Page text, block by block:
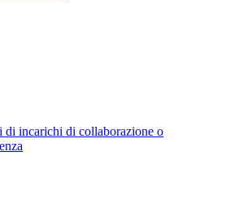
di incarichi di collaborazione o